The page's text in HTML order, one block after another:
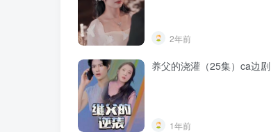
2年前
养父的浇灌（25集）ca边剧
1年前